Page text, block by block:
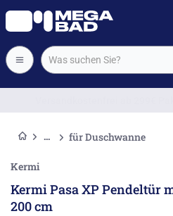
für Duschwanne
Kermi
Kermi Pasa XP Pendeltür
200 cm